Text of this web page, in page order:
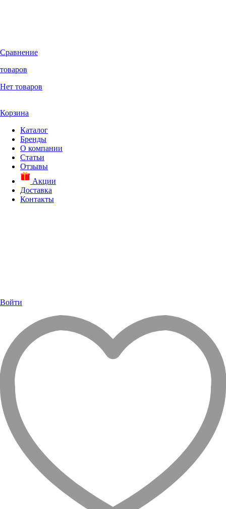
Сравнение
товаров
Нет товаров
Корзина
Каталог
Бренды
О компании
Статьи
Отзывы
Акции
Доставка
Контакты
Войти